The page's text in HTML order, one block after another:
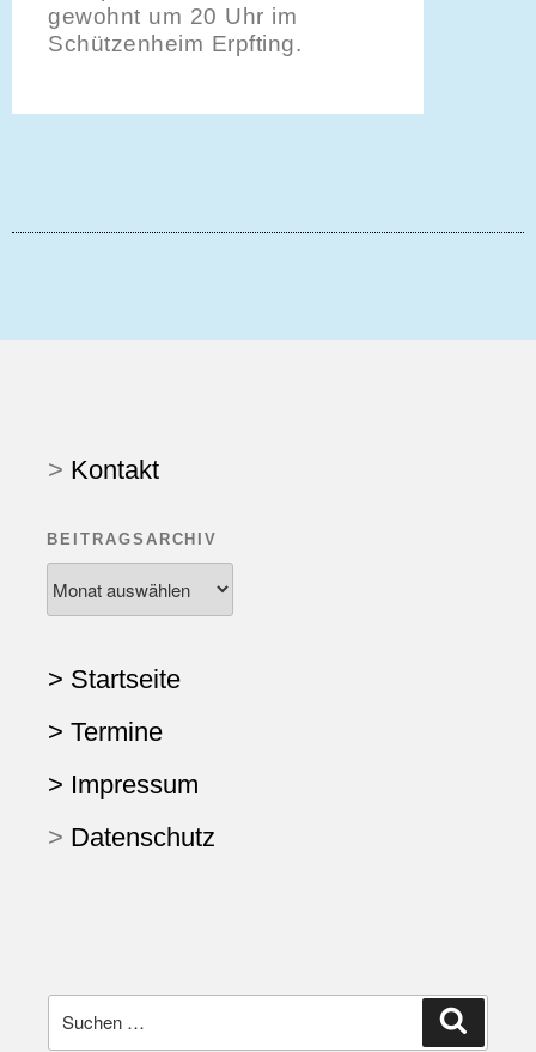
gewohnt um 20 Uhr im
Schützenheim Erpfting.
> Kontakt
BEITRAGSARCHIV
> Startseite
> Termine
> Impressum
> Datenschutz